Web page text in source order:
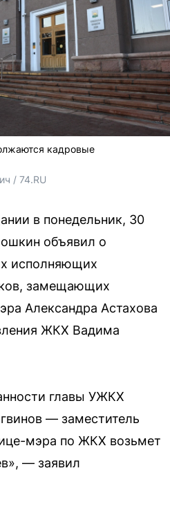
кадровые
/ 74.RU
в понедельник, 30
объявил о
исполняющих
замещающих
Александра Астахова
ЖКХ Вадима
главы УЖКХ
— заместитель
мэра по ЖКХ возьмет
— заявил